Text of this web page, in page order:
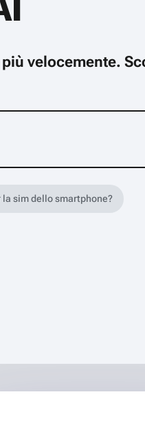
velocemente.
sim dello smartphone?